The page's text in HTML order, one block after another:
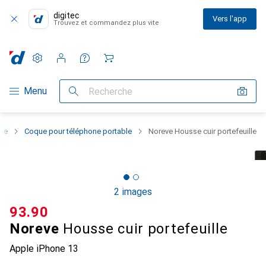
digitec
Trouvez et commandez plus vite Vers l'app
Navigation par catégorie
Menu Recherche
Paramètres
Compte client
Listes de comparaison
Listes d'envies
Panier
Coque pour téléphone portable Noreve Housse cuir portefeuille
2 images
Noreve Housse cuir portefeuille
Apple iPhone 13
CHF
93.90